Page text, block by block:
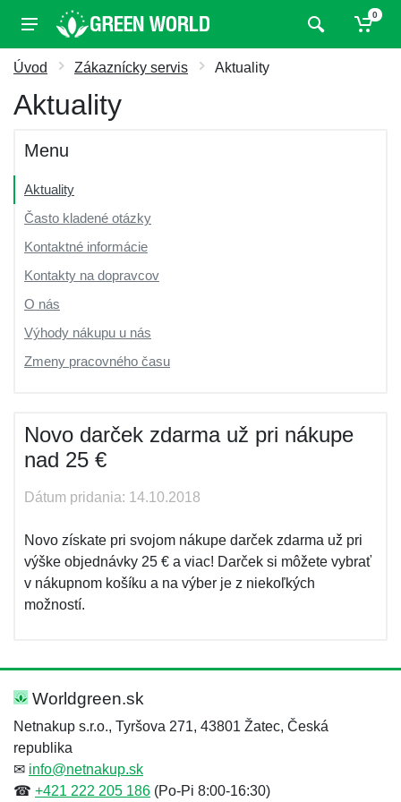
0
Úvod Zákaznícky servis Aktuality
Aktuality
Menu
Aktuality
Často kladené otázky
Kontaktné informácie
Kontakty na dopravcov
O nás
Výhody nákupu u nás
Zmeny pracovného času
Novo darček zdarma už pri nákupe
nad 25 €
Dátum pridania: 14.10.2018
Novo získate pri svojom nákupe darček zdarma už pri
výške objednávky 25 € a viac! Darček si môžete vybrať
v nákupnom košíku a na výber je z niekoľkých
možností.
Worldgreen.sk
Netnakup s.r.o., Tyršova 271, 43801 Žatec, Česká
republika
✉ info@netnakup.sk
☎ +421 222 205 186 (Po-Pi 8:00-16:30)